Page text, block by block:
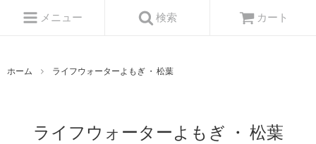
メニュー 検索 カート
ホーム ライフウォーターよもぎ ・ 松葉
ライフウォーターよもぎ ・ 松葉